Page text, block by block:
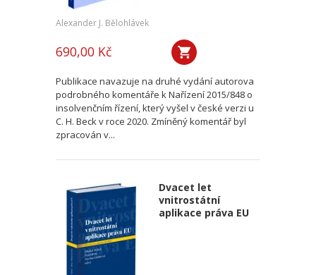
Alexander J. Bělohlávek
690,00 Kč
Publikace navazuje na druhé vydání autorova
podrobného komentáře k Nařízení 2015/848 o
insolvenčním řízení, který vyšel v české verzi u
C. H. Beck v roce 2020. Zmíněný komentář byl
zpracován v...
Dvacet let
vnitrostátní
aplikace práva EU